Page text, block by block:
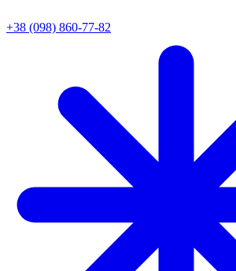
+38 (098) 860-77-82